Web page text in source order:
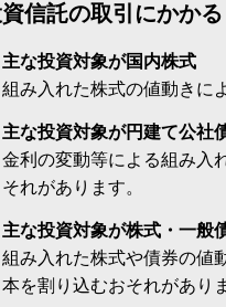
信託の取引にかか
主な投資対象が国内株式
組み入れた株式の値動きに
主な投資対象が円建て公社
金利の変動等による組み入
それがあります。
主な投資対象が株式・一般
組み入れた株式や債券の値
本を割り込むおそれがあり